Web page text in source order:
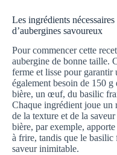
Les ingrédients
d’aubergines savoureux
Pour commencer cette
aubergine de bonne taille.
ferme et lisse pour
également besoin de 150
bière, un œuf, du basilic
Chaque ingrédient joue un
de la texture et de la
bière, par exemple,
à frire, tandis que le basilic
saveur inimitable.